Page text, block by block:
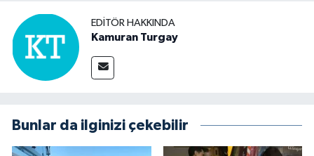
EDITÖR HAKKINDA
Kamuran Turgay
Bunlar da ilginizi çekebilir